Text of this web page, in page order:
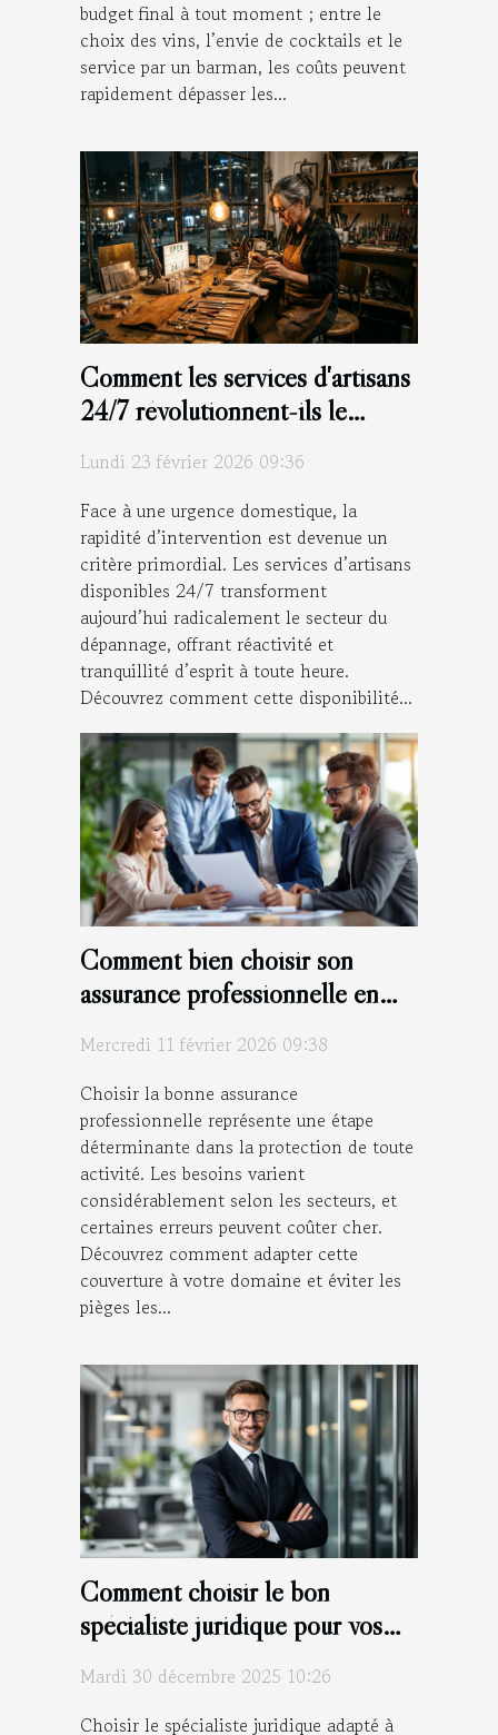
budget final à tout moment ; entre le
choix des vins, l’envie de cocktails et le
service par un barman, les coûts peuvent
rapidement dépasser les...
Comment les services d'artisans
24/7 révolutionnent-ils le
Lundi 23 février 2026 09:36
Face à une urgence domestique, la
rapidité d’intervention est devenue un
critère primordial. Les services d’artisans
disponibles 24/7 transforment
aujourd’hui radicalement le secteur du
dépannage, offrant réactivité et
tranquillité d’esprit à toute heure.
Découvrez comment cette disponibilité...
Comment bien choisir son
assurance professionnelle en
d'activité ?
Mercredi 11 février 2026 09:38
Choisir la bonne assurance
professionnelle représente une étape
déterminante dans la protection de toute
activité. Les besoins varient
considérablement selon les secteurs, et
certaines erreurs peuvent coûter cher.
Découvrez comment adapter cette
couverture à votre domaine et éviter les
pièges les...
Comment choisir le bon
spécialiste juridique pour vos
Mardi 30 décembre 2025 10:26
Choisir le spécialiste juridique adapté à